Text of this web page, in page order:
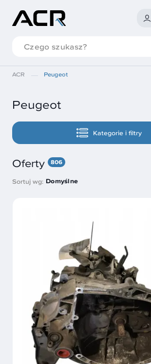
ACR Peugeot
Peugeot
Kategorie i filtry
Oferty 806
Sortuj wg: Domyślne